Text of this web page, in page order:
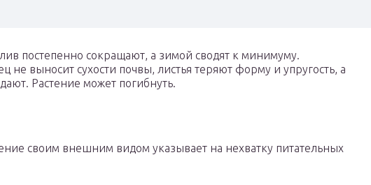
постепенно сокращают, а зимой сводят к минимуму.
не выносит сухости почвы, листья теряют форму и упругость, а
Растение может погибнуть.
своим внешним видом указывает на нехватку питательных